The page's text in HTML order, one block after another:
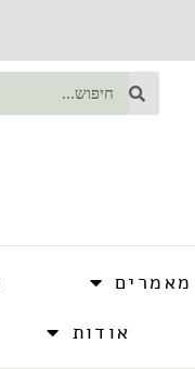
מאמרים
אודות